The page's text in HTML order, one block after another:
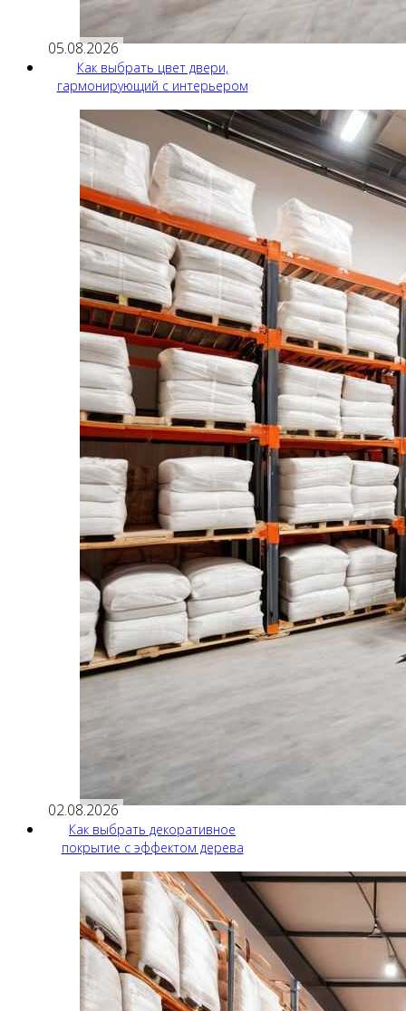
05.08.2026
Как выбрать цвет двери,
гармонирующий с интерьером
02.08.2026
Как выбрать декоративное
покрытие с эффектом дерева